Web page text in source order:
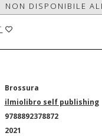
NON DISPONIBILE
Brossura
ilmiolibro self publishing
9788892378872
2021